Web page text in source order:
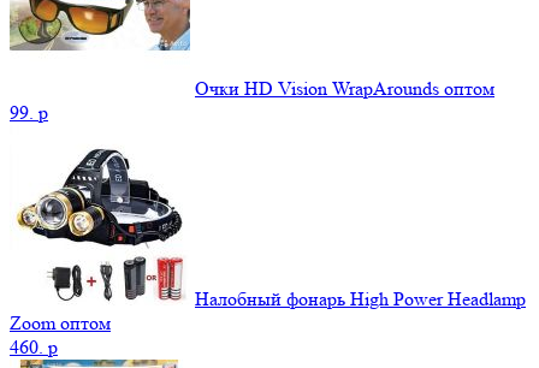
Очки HD Vision WrapArounds оптом
99. p
Налобный фонарь High Power Headlamp
Zoom оптом
460. p